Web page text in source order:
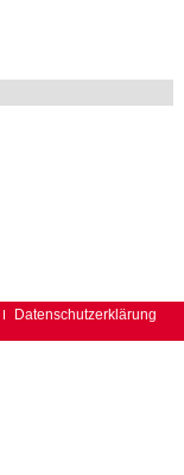
Datenschutzerklärung